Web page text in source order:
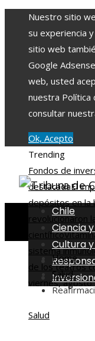
Nuestro sitio
su experiencia
sitio web
Google
web, usted
nuestra Política
consultar
Ok, Acepto
Trending
Fondos de
destacadaEl
depósitos en la
revolucionaron
científico
sistema
de los teatros
viernes, agosto
Chile
Ciencia
Cultura
Home
Salud
Salud